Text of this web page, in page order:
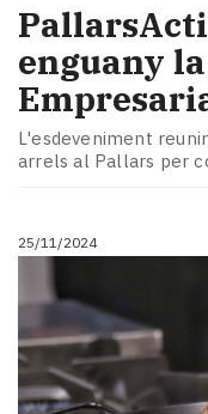
enguany
L'esdeveniment
arrels al Pallars per
25/11/2024